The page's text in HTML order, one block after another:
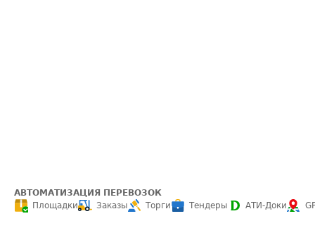
АВТОМАТИЗАЦИЯ ПЕРЕВОЗОК
Площадки
Заказы Торги Тендеры АТИ-Доки